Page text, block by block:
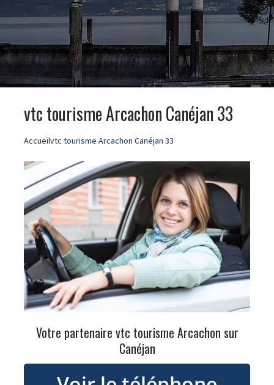
vtc tourisme Arcachon Canéjan 33
Accueilvtc tourisme Arcachon Canéjan 33
Votre partenaire vtc tourisme Arcachon sur
Canéjan